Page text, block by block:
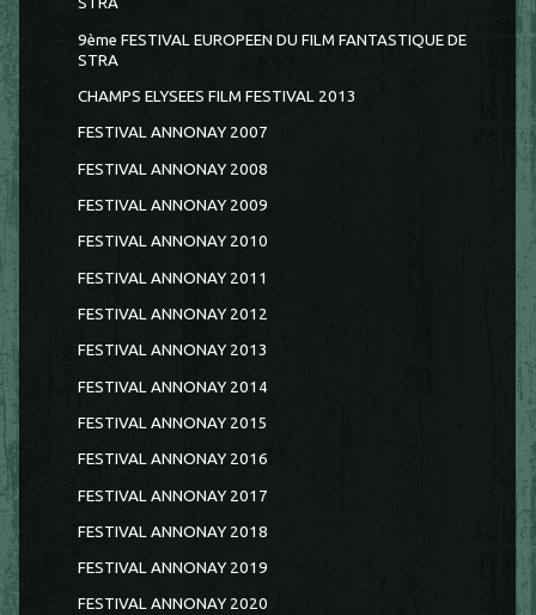
9ème FESTIVAL EUROPEEN DU FILM FANTASTIQUE DE
STRA
CHAMPS ELYSEES FILM FESTIVAL 2013
FESTIVAL ANNONAY 2007
FESTIVAL ANNONAY 2008
FESTIVAL ANNONAY 2009
FESTIVAL ANNONAY 2010
FESTIVAL ANNONAY 2011
FESTIVAL ANNONAY 2012
FESTIVAL ANNONAY 2013
FESTIVAL ANNONAY 2014
FESTIVAL ANNONAY 2015
FESTIVAL ANNONAY 2016
FESTIVAL ANNONAY 2017
FESTIVAL ANNONAY 2018
FESTIVAL ANNONAY 2019
FESTIVAL ANNONAY 2020